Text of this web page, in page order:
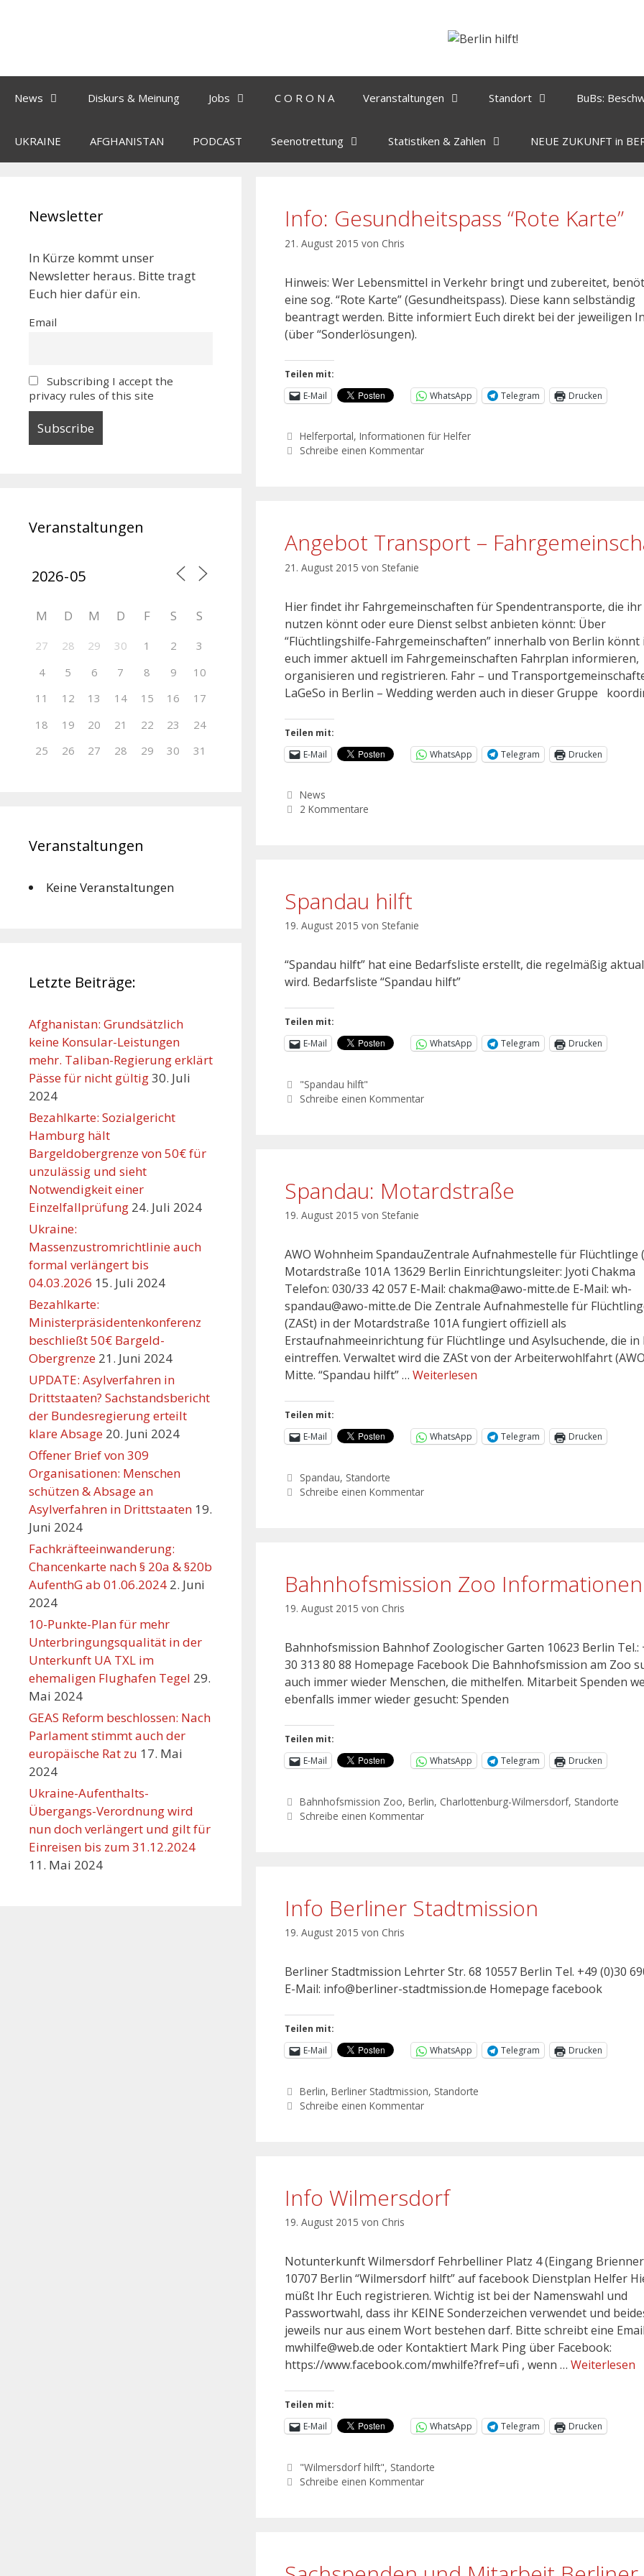
News Diskurs & Meinung Jobs C O R O N A Veranstaltungen Standort BuBs:
UKRAINE AFGHANISTAN PODCAST Seenotrettung Statistiken & Zahlen NEUE ZUKUNFT in
Info: Gesundheitspass “Rote Karte”
21. August 2015 von Chris
Hinweis: Wer Lebensmittel in Verkehr bringt und zubereitet,
eine sog. “Rote Karte” (Gesundheitspass). Diese kann selbständig
beantragt werden. Bitte informiert Euch direkt bei der jeweiligen
(über “Sonderlösungen).
Teilen mit:
E-Mail
WhatsApp Telegram Drucken
Helferportal,Informationen für Helfer
Schreibe einen Kommentar
Angebot Transport –
21. August 2015 von Stefanie
Hier findet ihr Fahrgemeinschaften für Spendentransporte, die ihr
nutzen könnt oder eure Dienst selbst anbieten könnt: Über
“Flüchtlingshilfe-Fahrgemeinschaften” innerhalb von Berlin könnt
euch immer aktuell im Fahrgemeinschaften Fahrplan informieren,
organisieren und registrieren. Fahr – und
LaGeSo in Berlin – Wedding werden auch in dieser Gruppe
Teilen mit:
E-Mail
WhatsApp Telegram Drucken
News
2 Kommentare
Spandau hilft
19. August 2015 von Stefanie
“Spandau hilft” hat eine Bedarfsliste erstellt, die regelmäßig
wird. Bedarfsliste “Spandau hilft”
Teilen mit:
E-Mail
WhatsApp Telegram Drucken
"Spandau hilft"
Schreibe einen Kommentar
Spandau: Motardstraße
19. August 2015 von Stefanie
AWO Wohnheim SpandauZentrale Aufnahmestelle für Flüchtlinge
Motardstraße 101A 13629 Berlin Einrichtungsleiter: Jyoti Chakma
Telefon: 030/33 42 057 E-Mail: chakma@awo-mitte.de E-Mail: wh-
spandau@awo-mitte.de Die Zentrale Aufnahmestelle für
(ZASt) in der Motardstraße 101A fungiert offiziell als
Erstaufnahmeeinrichtung für Flüchtlinge und Asylsuchende, die in
eintreffen. Verwaltet wird die ZASt von der Arbeiterwohlfahrt
Mitte. “Spandau hilft” … Weiterlesen
Teilen mit:
E-Mail
WhatsApp Telegram Drucken
Spandau, Standorte
Schreibe einen Kommentar
Bahnhofsmission Zoo Informationen
19. August 2015 von Chris
Bahnhofsmission Bahnhof Zoologischer Garten 10623 Berlin Tel.:
30 313 80 88 Homepage Facebook Die Bahnhofsmission am Zoo
auch immer wieder Menschen, die mithelfen. Mitarbeit Spenden
ebenfalls immer wieder gesucht: Spenden
Teilen mit:
E-Mail
WhatsApp Telegram Drucken
Bahnhofsmission Zoo,Berlin, Charlottenburg-Wilmersdorf, Standorte
Schreibe einen Kommentar
Info Berliner Stadtmission
19. August 2015 von Chris
Berliner Stadtmission Lehrter Str. 68 10557 Berlin Tel. +49 (0)30
E-Mail: info@berliner-stadtmission.de Homepage facebook
Teilen mit:
E-Mail
WhatsApp Telegram Drucken
Berlin,Berliner Stadtmission, Standorte
Schreibe einen Kommentar
Info Wilmersdorf
19. August 2015 von Chris
Notunterkunft Wilmersdorf Fehrbelliner Platz 4 (Eingang Brienner
10707 Berlin “Wilmersdorf hilft” auf facebook Dienstplan Helfer
müßt Ihr Euch registrieren. Wichtig ist bei der Namenswahl und
Passwortwahl, dass ihr KEINE Sonderzeichen verwendet und
jeweils nur aus einem Wort bestehen darf. Bitte schreibt eine
mwhilfe@web.de oder Kontaktiert Mark Ping über Facebook:
https://www.facebook.com/mwhilfe?fref=ufi , wenn … Weiterlesen
Teilen mit:
E-Mail
WhatsApp Telegram Drucken
"Wilmersdorf hilft", Standorte
Schreibe einen Kommentar
Newsletter
In Kürze kommt unser
Newsletter heraus. Bitte tragt
Euch hier dafür ein.
Email
Subscribing I accept the
privacy rules of this site
Veranstaltungen
M D M D F S S
27 28 29 30 1 2
3
4
5 6 7 8 9
10
11
12 13 14 15 16
17
18
19 20 21 22 23
24
25
26 27 28 29 30 31
Veranstaltungen
Keine Veranstaltungen
Letzte Beiträge:
Afghanistan: Grundsätzlich
keine Konsular-Leistungen
mehr. Taliban-Regierung erklärt
Pässe für nicht gültig30. Juli
2024
Bezahlkarte: Sozialgericht
Hamburg hält
Bargeldobergrenze von 50€ für
unzulässig und sieht
Notwendigkeit einer
Einzelfallprüfung 24. Juli 2024
Ukraine:
Massenzustromrichtlinie auch
formal verlängert bis
04.03.2026 15. Juli 2024
Bezahlkarte:
Ministerpräsidentenkonferenz
beschließt 50€ Bargeld-
Obergrenze 21. Juni 2024
UPDATE: Asylverfahren in
Drittstaaten? Sachstandsbericht
der Bundesregierung erteilt
klare Absage 20. Juni 2024
Offener Brief von 309
Organisationen: Menschen
schützen & Absage an
Asylverfahren in Drittstaaten 19.
Juni 2024
Fachkräfteeinwanderung:
Chancenkarte nach § 20a & §20b
AufenthG ab 01.06.2024 2. Juni
2024
10-Punkte-Plan für mehr
Unterbringungsqualität in der
Unterkunft UA TXL im
ehemaligen Flughafen Tegel 29.
Mai 2024
GEAS Reform beschlossen: Nach
Parlament stimmt auch der
europäische Rat zu 17. Mai
2024
Ukraine-Aufenthalts-
Übergangs-Verordnung wird
nun doch verlängert und gilt für
Einreisen bis zum 31.12.2024
11. Mai 2024